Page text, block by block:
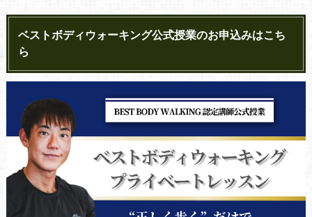
ベストボディウォーキング公式授業のお申込みはこち
ら